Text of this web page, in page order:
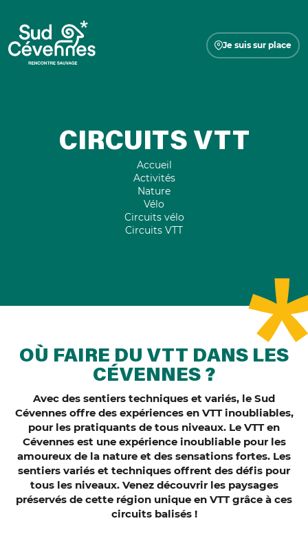
Je suis sur place
CIRCUITS VTT
Accueil
Activités
Nature
Vélo
Circuits vélo
Circuits VTT
OÙ FAIRE DU VTT DANS LES
CÉVENNES ?
Avec des sentiers techniques et variés, le Sud
Cévennes offre des expériences en VTT inoubliables,
pour les pratiquants de tous niveaux. Le VTT en
Cévennes est une expérience inoubliable pour les
amoureux de la nature et des sensations fortes. Les
sentiers variés et techniques offrent des défis pour
tous les niveaux. Venez découvrir les paysages
préservés de cette région unique en VTT grâce à ces
circuits balisés !